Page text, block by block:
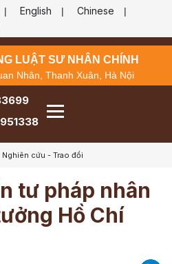
| English | Chinese |
LUẬT SƯ NHÂN CHÍNH
Nhân, Thanh Xuân, Hà Nội
Nghiên cứu - Trao đổi
tư pháp nhân
Hồ Chí